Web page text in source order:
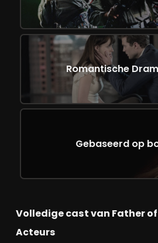
Romantische
Gebaseerd op
Volledige cast van Father
Acteurs